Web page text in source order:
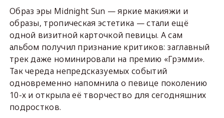
Образ эры Midnight Sun — яркие макияжи и
образы, тропическая эстетика — стали ещё
одной визитной карточкой певицы. А сам
альбом получил признание критиков: заглавный
трек даже номинировали на премию «Грэмми».
Так череда непредсказуемых событий
одновременно напомнила о певице поколению
10-х и открыла её творчество для сегодняшних
подростков.